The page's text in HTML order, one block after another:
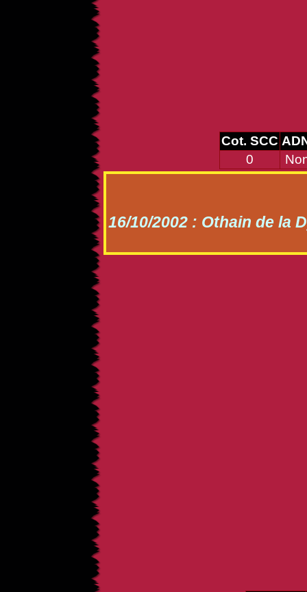
Cot. SCC
0
16/10/2002 : Othain de la